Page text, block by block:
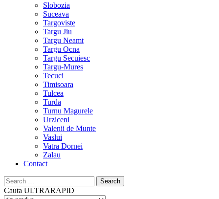
Slobozia
Suceava
Targoviste
Targu Jiu
Targu Neamt
Targu Ocna
Targu Secuiesc
Targu-Mures
Tecuci
Timisoara
Tulcea
Turda
Turnu Magurele
Urziceni
Valenii de Munte
Vaslui
Vatra Dornei
Zalau
Contact
Search
for:
Cauta ULTRARAPID